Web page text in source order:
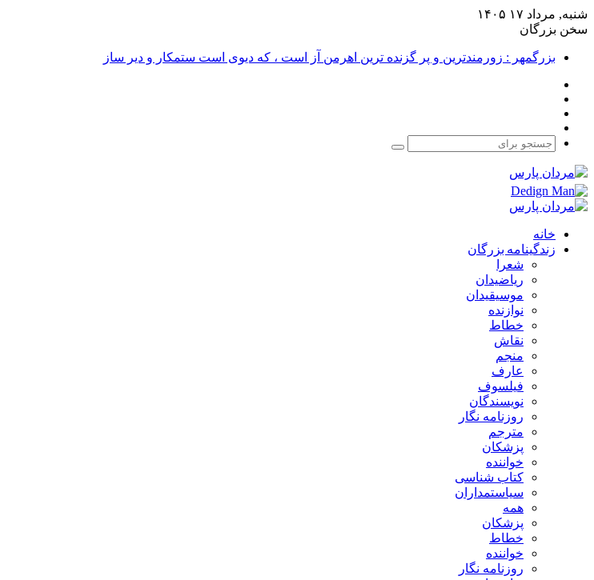
شنبه, مرداد ۱۷ ۱۴۰۵
سخن بزرگان
بزرگمهر : زورمندترین و پر گزنده ترین اهرمن آز است ، که دیوی است ستمکار و دیر ساز
جستجو
خانه
زندگینامه بزرگان
شعرا
ریاضیدان
موسیقیدان
نوازنده
خطاط
نقاش
منجم
عارف
فیلسوف
نویسندگان
روزنامه نگار
مترجم
پزشکان
خواننده
کتاب شناسی
سیاستمداران
همه
پزشکان
خطاط
خواننده
روزنامه نگار